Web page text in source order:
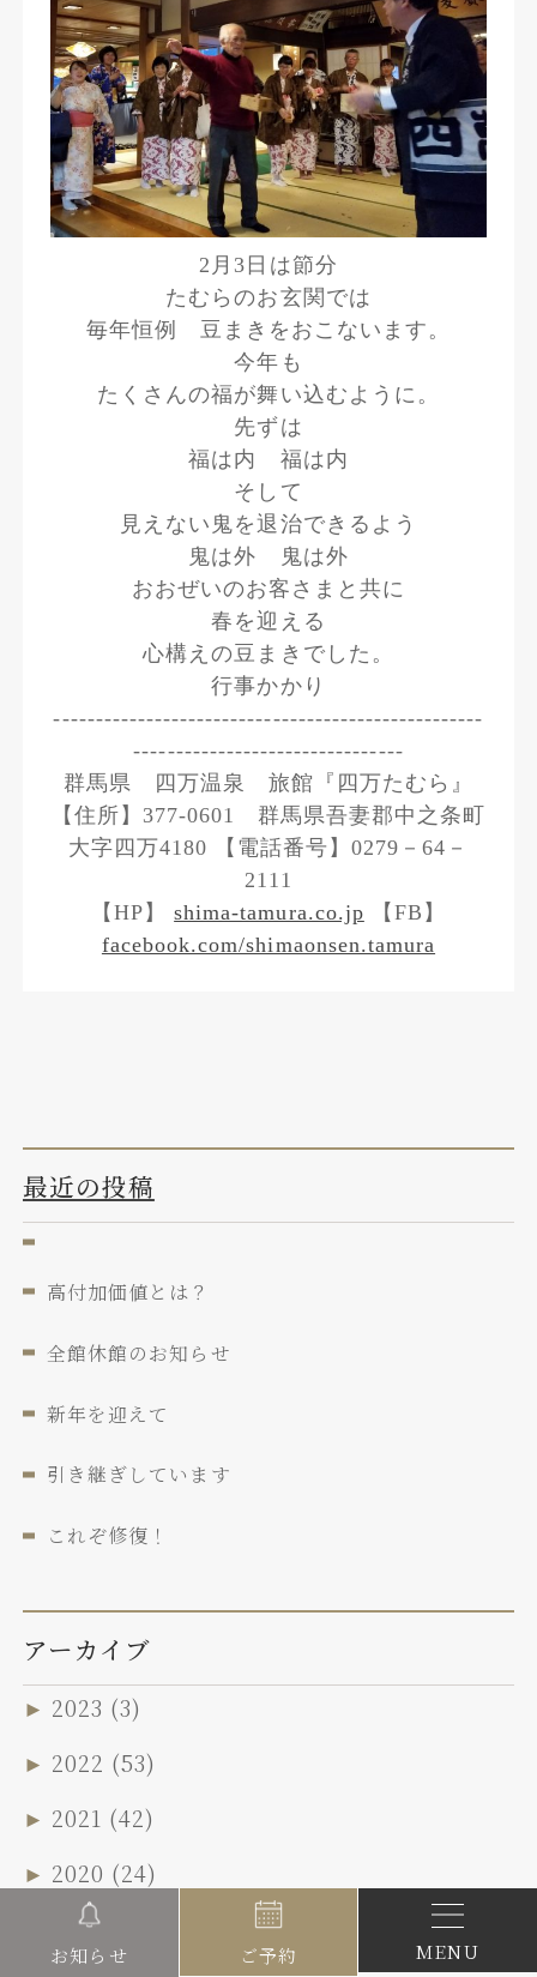
2月3日は節分
たむらのお玄関では
毎年恒例 豆まきをおこないます。
今年も
たくさんの福が舞い込むように。
先ずは
福は内 福は内
そして
見えない鬼を退治できるよう
鬼は外 鬼は外
おおぜいのお客さまと共に
春を迎える
心構えの豆まきでした。
行事かかり
---------------------------------------------------
--------------------------------
群馬県 四万温泉 旅館『四万たむら』
【住所】377-0601 群馬県吾妻郡中之条町
大字四万4180 【電話番号】0279－64－
2111
【HP】shima-tamura.co.jp 【FB】
facebook.com/shimaonsen.tamura
最近の投稿
高付加価値とは？
全館休館のお知らせ
新年を迎えて
引き継ぎしています
これぞ修復！
アーカイブ
► 2023 (3)
► 2022 (53)
► 2021 (42)
► 2020 (24)
2019
お知らせ ご予約 MENU